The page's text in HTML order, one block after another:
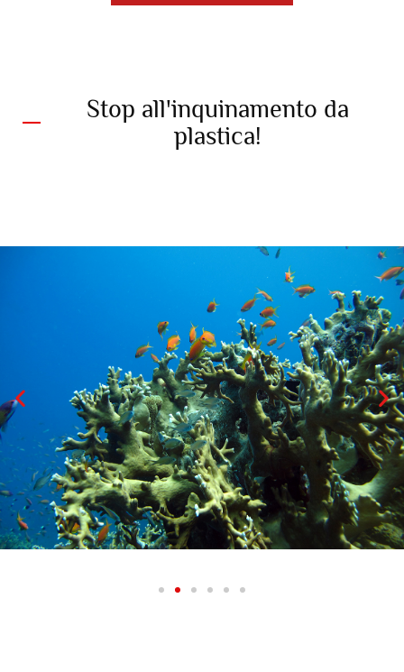
Stop all'inquinamento da
plastica!